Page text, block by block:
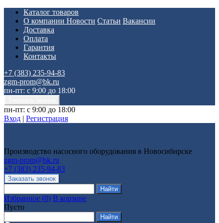
Каталог товаров
О компании Новости Статьи Вакансии
Доставка
Оплата
Гарантия
Контакты
+7 (383) 235-94-83
zgm-prom@bk.ru
пн-пт: с 9:00 до 18:00
пн-пт: с 9:00 до 18:00
Вход | Регистрация
Производство насосного оборудования в Новосибирске
zgm-prom@bk.ru
+7 (383) 235-94-83
Избранное (0) В корзине
Пусто